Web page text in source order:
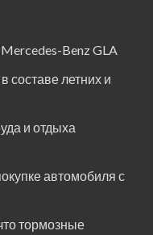
Benz GLA
составе летних и
и отдыха
автомобиля с
тормозные